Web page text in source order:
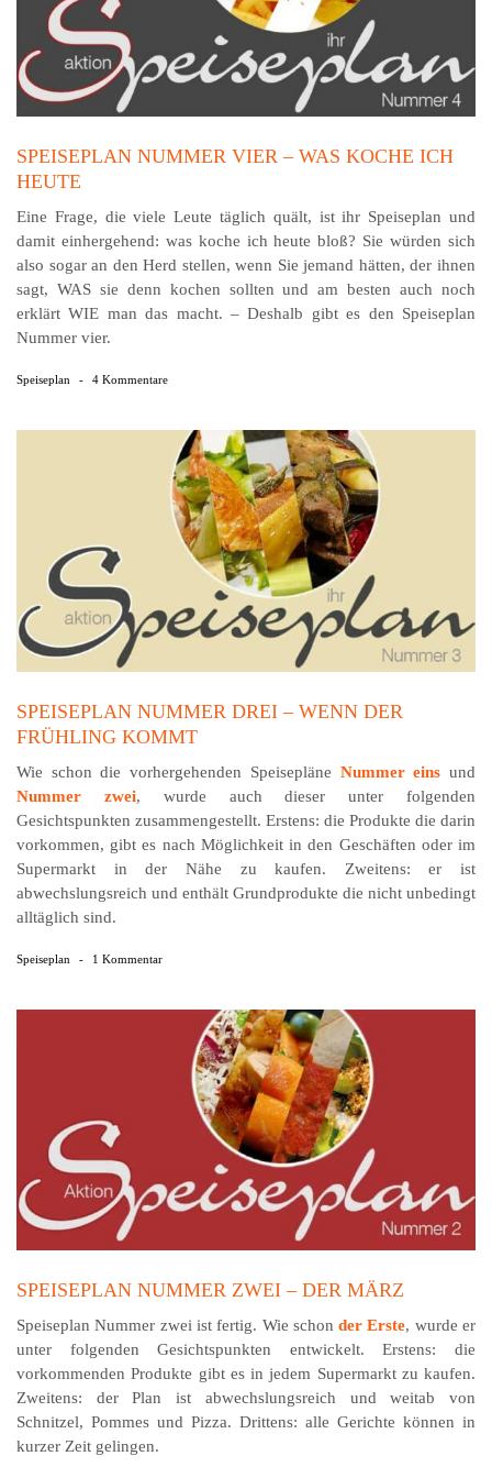
SPEISEPLAN NUMMER VIER – WAS KOCHE ICH
HEUTE
Eine Frage, die viele Leute täglich quält, ist ihr Speiseplan und
damit einhergehend: was koche ich heute bloß? Sie würden sich
also sogar an den Herd stellen, wenn Sie jemand hätten, der ihnen
sagt, WAS sie denn kochen sollten und am besten auch noch
erklärt WIE man das macht. – Deshalb gibt es den Speiseplan
Nummer vier.
Speiseplan - 4 Kommentare
SPEISEPLAN NUMMER DREI – WENN DER
FRÜHLING KOMMT
Wie schon die vorhergehenden Speisepläne Nummer eins und
Nummer zwei, wurde auch dieser unter fol­gen­den
Gesichtspunkten zusammengestellt. Erstens: die Produkte die darin
vorkommen, gibt es nach Möglichkeit in den Geschäften oder im
Supermarkt in der Nähe zu kaufen. Zweitens: er ist
abwechslungsreich und enthält Grundprodukte die nicht unbedingt
alltäglich sind.
Speiseplan - 1 Kommentar
SPEISEPLAN NUMMER ZWEI – DER MÄRZ
Speiseplan Nummer zwei ist fertig. Wie schonder Erste, wurde er
unter folgenden Ge­sichts­punkten entwickelt. Erstens: die
vorkommenden Produkte gibt es in jedem Supermarkt zu kaufen.
Zweitens: der Plan ist abwechslungsreich und weitab von
Schnitzel, Pommes und Pizza. Drittens: alle Gerichte können in
kurzer Zeit gelingen.